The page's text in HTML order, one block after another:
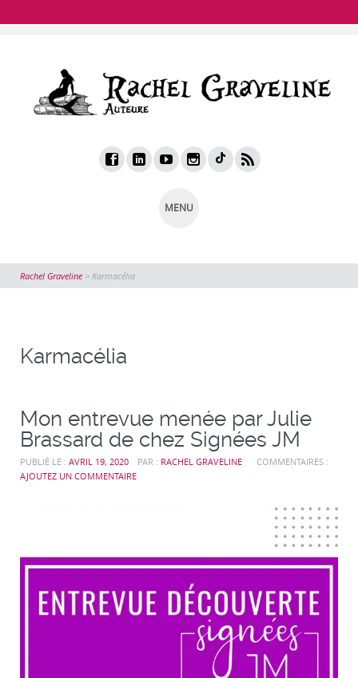
MENU
Rachel Graveline > Karmacélia
Karmacélia
Mon entrevue menée par Julie
Brassard de chez Signées JM
PUBLIÉ LE : AVRIL 19, 2020 PAR : RACHEL GRAVELINE
COMMENTAIRES :
AJOUTEZ UN COMMENTAIRE